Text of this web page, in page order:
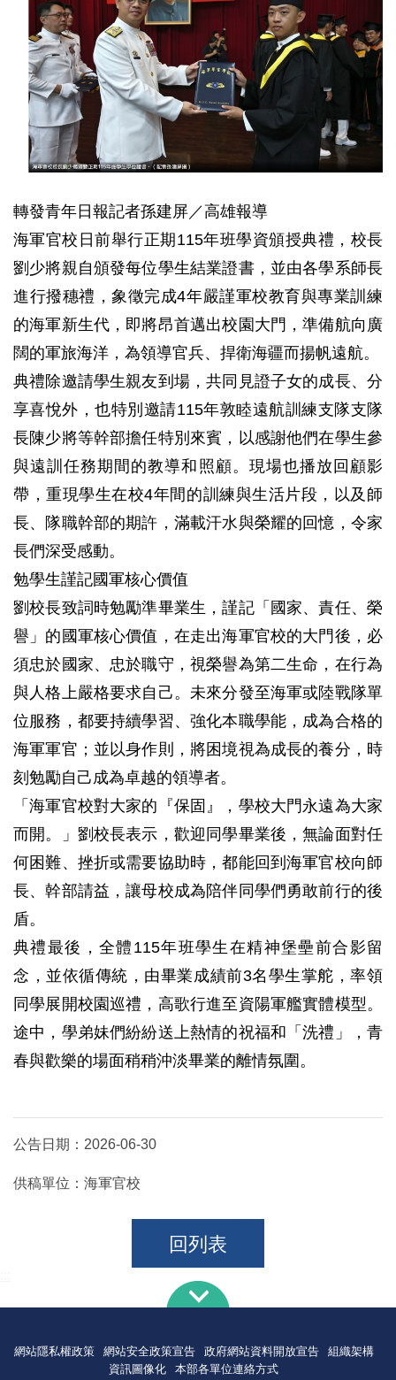
轉發青年日報記者孫建屏／高雄報導
海軍官校日前舉行正期115年班學資頒授典禮，校長
劉少將親自頒發每位學生結業證書，並由各學系師長
進行撥穗禮，象徵完成4年嚴謹軍校教育與專業訓練
的海軍新生代，即將昂首邁出校園大門，準備航向廣
闊的軍旅海洋，為領導官兵、捍衛海疆而揚帆遠航。
典禮除邀請學生親友到場，共同見證子女的成長、分
享喜悅外，也特別邀請115年敦睦遠航訓練支隊支隊
長陳少將等幹部擔任特別來賓，以感謝他們在學生參
與遠訓任務期間的教導和照顧。現場也播放回顧影
帶，重現學生在校4年間的訓練與生活片段，以及師
長、隊職幹部的期許，滿載汗水與榮耀的回憶，令家
長們深受感動。
勉學生謹記國軍核心價值
劉校長致詞時勉勵準畢業生，謹記「國家、責任、榮
譽」的國軍核心價值，在走出海軍官校的大門後，必
須忠於國家、忠於職守，視榮譽為第二生命，在行為
與人格上嚴格要求自己。未來分發至海軍或陸戰隊單
位服務，都要持續學習、強化本職學能，成為合格的
海軍軍官；並以身作則，將困境視為成長的養分，時
刻勉勵自己成為卓越的領導者。
「海軍官校對大家的『保固』，學校大門永遠為大家
而開。」劉校長表示，歡迎同學畢業後，無論面對任
何困難、挫折或需要協助時，都能回到海軍官校向師
長、幹部請益，讓母校成為陪伴同學們勇敢前行的後
盾。
典禮最後，全體115年班學生在精神堡壘前合影留
念，並依循傳統，由畢業成績前3名學生掌舵，率領
同學展開校園巡禮，高歌行進至資陽軍艦實體模型。
途中，學弟妹們紛紛送上熱情的祝福和「洗禮」，青
春與歡樂的場面稍稍沖淡畢業的離情氛圍。
公告日期： 2026-06-30
供稿單位： 海軍官校
回列表
網站隱私權政策 網站安全政策宣告 政府網站資料開放宣告
組織架構
資訊圖像化
本部各單位連絡方式